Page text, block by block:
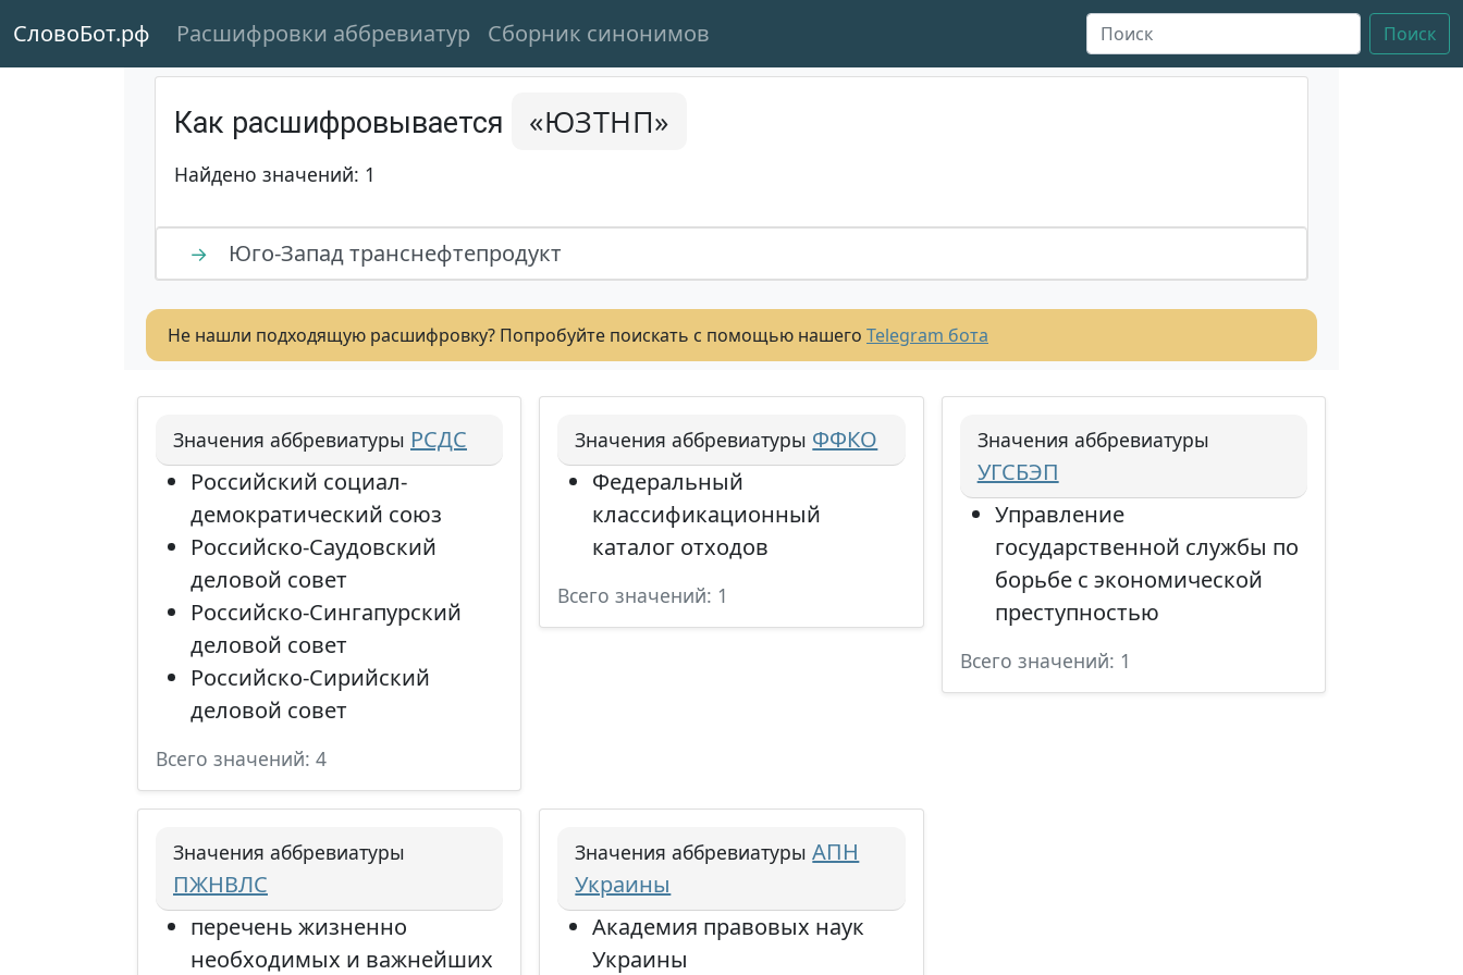
СловоБот.рф Расшифровки аббревиатур Сборник синонимов Поиск
Как расшифровывается «ЮЗТНП»
Найдено значений: 1
→ Юго-Запад транснефтепродукт
Не нашли подходящую расшифровку? Попробуйте поискать с помощью нашего Telegram бота
Значения аббревиатуры РСДС
Российский социал-
демократический союз
Российско-Саудовский
деловой совет
Российско-Сингапурский
деловой совет
Российско-Сирийский
деловой совет
Всего значений: 4
Значения аббревиатуры ФФКО
Федеральный
классификационный
каталог отходов
Всего значений: 1
Значения аббревиатуры
УГСБЭП
Управление
государственной службы по
борьбе с экономической
преступностью
Всего значений: 1
Значения аббревиатуры
ПЖНВЛС
перечень жизненно
необходимых и важнейших
Значения аббревиатуры АПН
Украины
Академия правовых наук
Украины